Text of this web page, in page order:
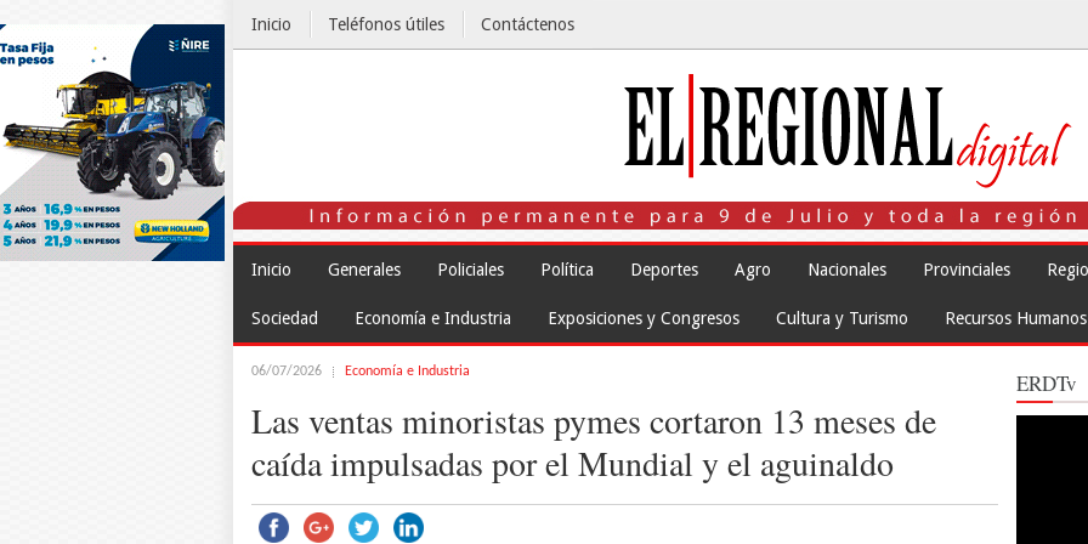
Inicio Teléfonos útiles Contáctenos
Inicio Generales Policiales Política Deportes Agro Nacionales Provinciales
Sociedad Economía e Industria Exposiciones y Congresos Cultura y Turismo Recursos Humanos
06/07/2026 Economía e Industria
Las ventas minoristas pymes cortaron 13 meses de
caída impulsadas por el Mundial y el aguinaldo
ERDTv